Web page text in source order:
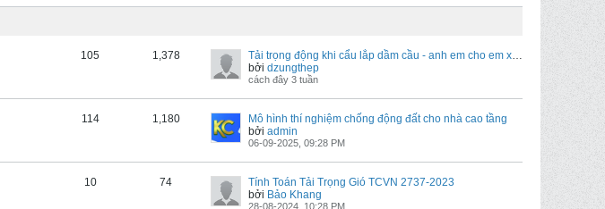
105 1,378
Tải trọng động khi cẩu lắp dầm cầu - anh em cho em xin ý kiến
bởi dzungthep
cách đây 3 tuần
114 1,180
Mô hình thí nghiệm chống động đất cho nhà cao tầng
bởi admin
06-09-2025, 09:28 PM
10 74
Tính Toán Tải Trọng Gió TCVN 2737-2023
bởi Bảo Khang
28-08-2024, 10:28 PM